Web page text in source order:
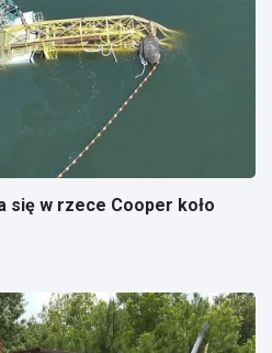
się w rzece Cooper koło